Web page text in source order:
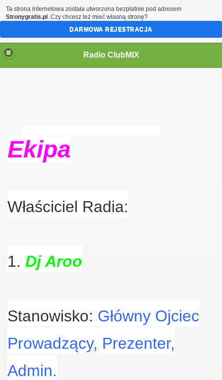
Radio ClubMIX
Ekipa
Właściciel Radia:
1. Dj Aroo
Stanowisko: Główny Ojciec
Prowadzący, Prezenter,
Admin.
Ta strona internetowa została utworzona bezpłatnie pod adresem
Stronygratis.pl . Czy chcesz też mieć własną stronę?
DARMOWA REJESTRACJA